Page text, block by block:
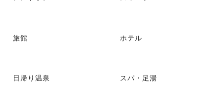
旅館 ホテル
日帰り温泉 スパ・足湯